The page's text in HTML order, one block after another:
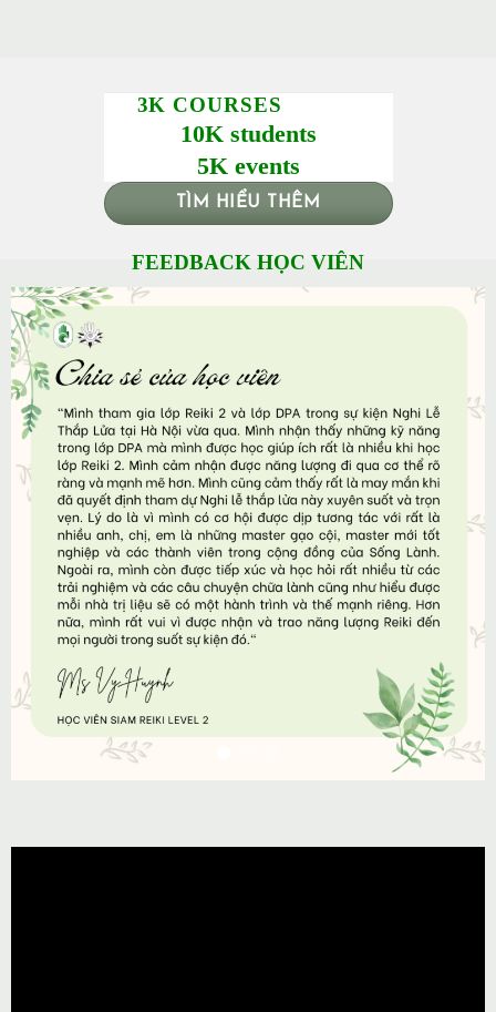
3K COURSES
10K students
5K events
TÌM HIỂU THÊM
FEEDBACK HỌC VIÊN